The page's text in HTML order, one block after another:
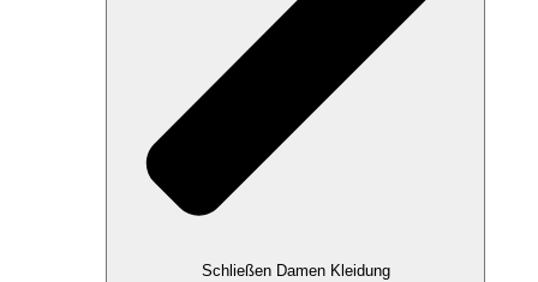
Schließen Damen Kleidung